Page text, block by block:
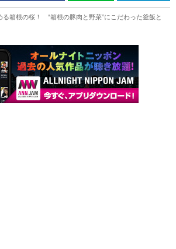
る箱根の桜！ “箱根の豚肉と野菜”にこだわった釜飯と